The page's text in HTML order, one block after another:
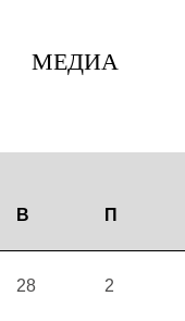
МЕДИА
В П
28 2